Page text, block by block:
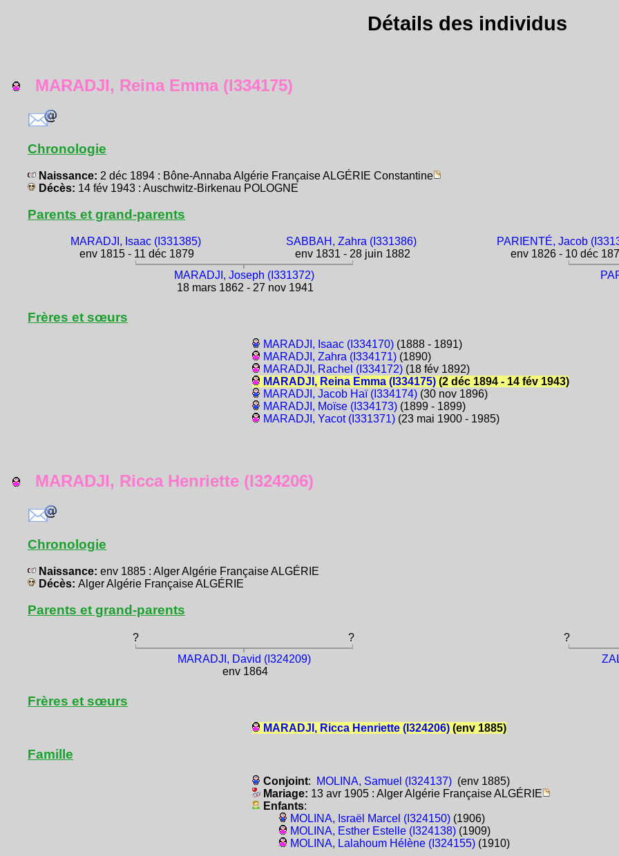
Détails des individus
MARADJI, Reina Emma (I334175)
Chronologie
Naissance: 2 déc 1894 : Bône-Annaba Algérie Française ALGÉRIE Constantine
Décès: 14 fév 1943 : Auschwitz-Birkenau POLOGNE
Parents et grand-parents
MARADJI, Isaac (I331385)
env 1815 - 11 déc 1879
SABBAH, Zahra (I331386)
env 1831 - 28 juin 1882
PARIENTÉ, Jacob
env 1826 - 10 déc
MARADJI, Joseph (I331372)
18 mars 1862 - 27 nov 1941
Frères et sœurs
MARADJI, Isaac (I334170) (1888 - 1891)
MARADJI, Zahra (I334171) (1890)
MARADJI, Rachel (I334172) (18 fév 1892)
MARADJI, Reina Emma (I334175) (2 déc 1894 - 14 fév 1943)
MARADJI, Jacob Haï (I334174) (30 nov 1896)
MARADJI, Moïse (I334173) (1899 - 1899)
MARADJI, Yacot (I331371) (23 mai 1900 - 1985)
MARADJI, Ricca Henriette (I324206)
Chronologie
Naissance: env 1885 : Alger Algérie Française ALGÉRIE
Décès: Alger Algérie Française ALGÉRIE
Parents et grand-parents
? ?
?
MARADJI, David (I324209)
env 1864
Frères et sœurs
MARADJI, Ricca Henriette (I324206) (env 1885)
Famille
Conjoint: MOLINA, Samuel (I324137) (env 1885)
Mariage: 13 avr 1905 : Alger Algérie Française ALGÉRIE
Enfants:
MOLINA, Israël Marcel (I324150) (1906)
MOLINA, Esther Estelle (I324138) (1909)
MOLINA, Lalahoum Hélène (I324155) (1910)